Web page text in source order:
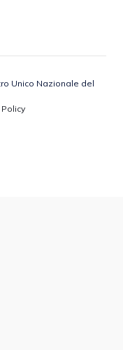
Unico Nazionale del
Policy